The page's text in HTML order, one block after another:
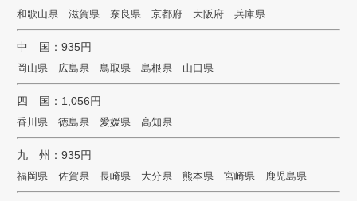
和歌山県 滋賀県 奈良県 京都府 大阪府 兵庫県
中 国：935円
岡山県 広島県 鳥取県 島根県 山口県
四 国：1,056円
香川県 徳島県 愛媛県 高知県
九 州：935円
福岡県 佐賀県 長崎県 大分県 熊本県 宮崎県 鹿児島県